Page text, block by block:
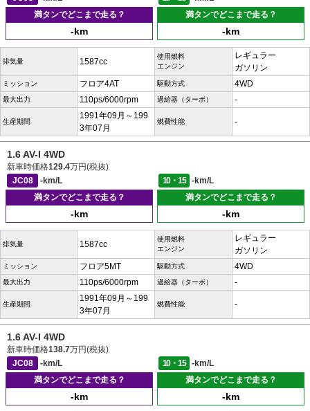
満タンでどこまで走る？
-km
満タンでどこまで走る？
-km
排気量 1587cc
使用燃料
エンジン
レギュラー
ガソリン
ミッション フロア4AT 駆動方式 4WD
最大出力 110ps/6000rpm 過給器（ターボ） -
生産期間
1991年09月～199
3年07月
燃費性能 -
1.6 AV-I 4WD
新車時価格129.4万円(税抜)
JC08
-km/L 10・15
-km/L
満タンでどこまで走る？
-km
満タンでどこまで走る？
-km
排気量 1587cc
使用燃料
エンジン
レギュラー
ガソリン
ミッション フロア5MT 駆動方式 4WD
最大出力 110ps/6000rpm 過給器（ターボ） -
生産期間
1991年09月～199
3年07月
燃費性能 -
1.6 AV-I 4WD
新車時価格138.7万円(税抜)
JC08
-km/L 10・15
-km/L
満タンでどこまで走る？
-km
満タンでどこまで走る？
-km